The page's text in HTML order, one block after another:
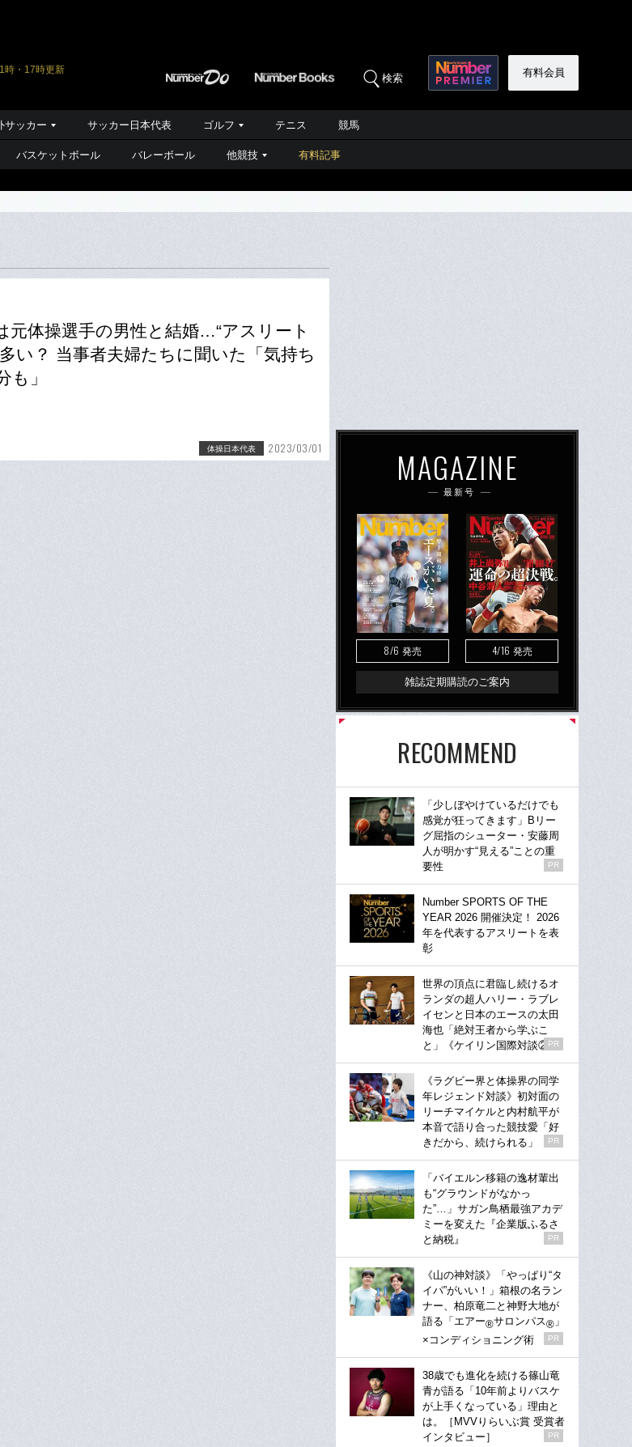
時・17時更新
検索 有料会員
サッカー サッカー日本代表 ゴルフ テニス 競馬
バスケットボール バレーボール 他競技 有料記事
元体操選手の男性と結婚…“アスリート
い？ 当事者夫婦たちに聞いた「気持ち
も」
体操日本代表 2023/03/01 MAGAZINE
最新号
8/6 発売 4/16 発売
雑誌定期購読のご案内
RECOMMEND
「少しぼやけているだけでも
感覚が狂ってきます」Bリー
グ屈指のシューター・安藤周
人が明かす“見える”ことの重
要性
PR
Number SPORTS OF THE
YEAR 2026 開催決定！ 2026
年を代表するアスリートを表
彰
世界の頂点に君臨し続けるオ
ランダの超人ハリー・ラブレ
イセンと日本のエースの太田
海也「絶対王者から学ぶこ
と」《ケイリン国際対談②》
PR
《ラグビー界と体操界の同学
年レジェンド対談》初対面の
リーチマイケルと内村航平が
本音で語り合った競技愛「好
きだから、続けられる」
PR
「バイエルン移籍の逸材輩出
も“グラウンドがなかっ
た”…」サガン鳥栖最強アカデ
ミーを変えた『企業版ふるさ
と納税』
PR
《山の神対談》「やっぱり“タ
イパ”がいい！」箱根の名ラン
ナー、柏原竜二と神野大地が
語る「エアー®サロンパス® 」
×コンディショニング術
PR
38歳でも進化を続ける篠山竜
青が語る「10年前よりバスケ
が上手くなっている」理由と
は。［MVVりらいぶ賞 受賞者
インタビュー］
PR